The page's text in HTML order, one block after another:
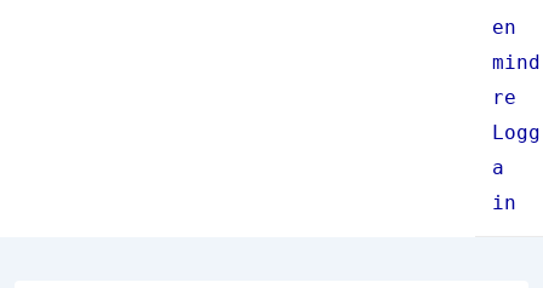
en
mind
re
Logg
a
in